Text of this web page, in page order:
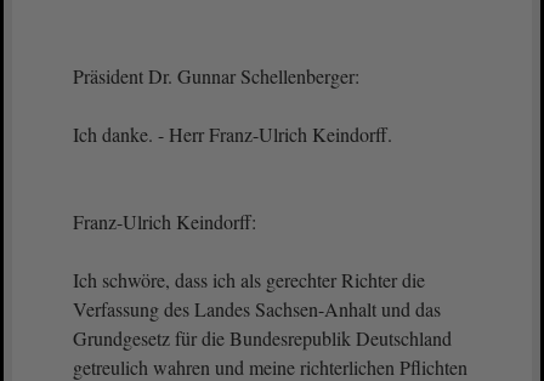
Präsident Dr. Gunnar Schellenberger:
Ich danke. - Herr Franz-Ulrich Keindorff.
Franz-Ulrich Keindorff:
Ich schwöre, dass ich als gerechter Richter die
Verfassung des Landes Sachsen-Anhalt und das
Grundgesetz für die Bundesrepublik Deutschland
getreulich wahren und meine richterlichen Pflichten